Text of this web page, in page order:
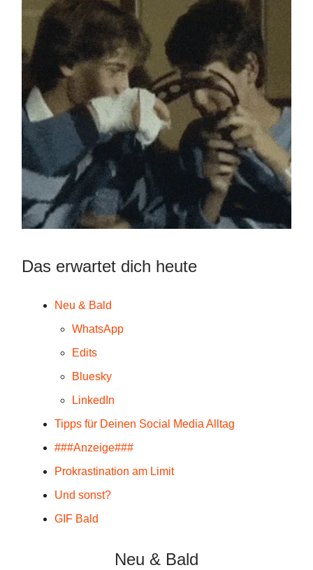
Das erwartet dich heute
Neu & Bald
WhatsApp
Edits
Bluesky
LinkedIn
Tipps für Deinen Social Media Alltag
###Anzeige###
Prokrastination am Limit
Und sonst?
GIF Bald
Neu & Bald